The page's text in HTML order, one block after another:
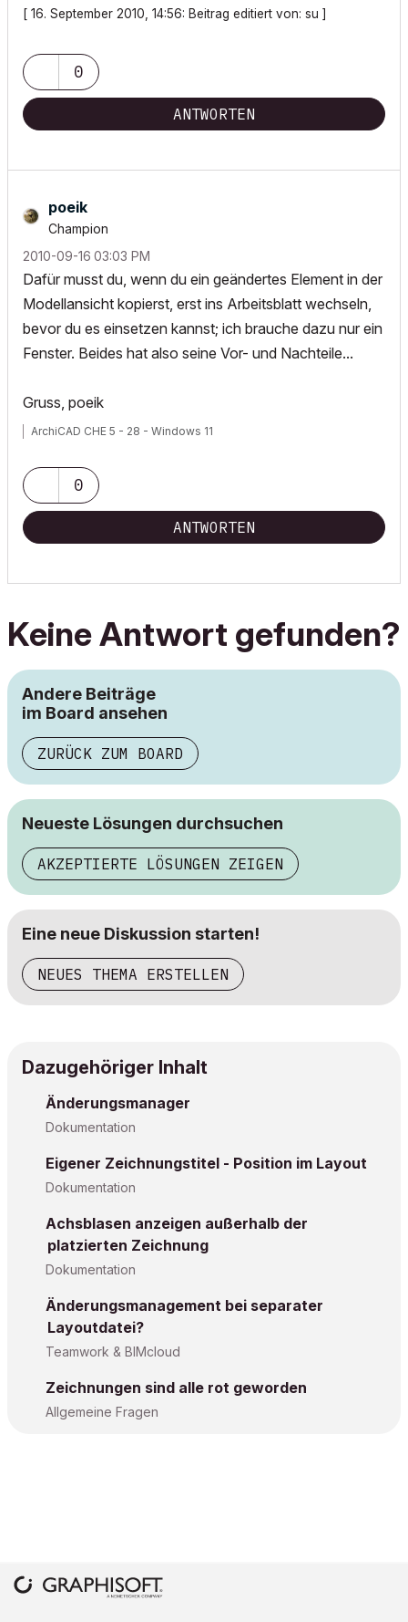
[ 16. September 2010, 14:56: Beitrag editiert von: su ]
0
ANTWORTEN
poeik
Champion
‎2010-09-16 03:03 PM
Dafür musst du, wenn du ein geändertes Element in der
Modellansicht kopierst, erst ins Arbeitsblatt wechseln,
bevor du es einsetzen kannst; ich brauche dazu nur ein
Fenster. Beides hat also seine Vor- und Nachteile...
Gruss, poeik
ArchiCAD CHE 5 - 28 - Windows 11
0
ANTWORTEN
Keine Antwort gefunden?
Andere Beiträge
im Board ansehen
ZURÜCK ZUM BOARD
Neueste Lösungen durchsuchen
AKZEPTIERTE LÖSUNGEN ZEIGEN
Eine neue Diskussion starten!
NEUES THEMA ERSTELLEN
Dazugehöriger Inhalt
Änderungsmanager
Dokumentation
Eigener Zeichnungstitel - Position im Layout
Dokumentation
Achsblasen anzeigen außerhalb der
platzierten Zeichnung
Dokumentation
Änderungsmanagement bei separater
Layoutdatei?
Teamwork & BIMcloud
Zeichnungen sind alle rot geworden
Allgemeine Fragen